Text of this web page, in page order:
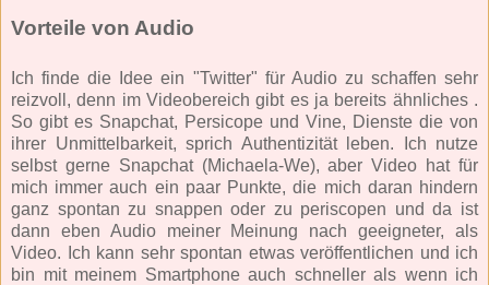
Vorteile von Audio
Ich finde die Idee ein "Twitter" für Audio zu schaffen sehr
reizvoll, denn im Videobereich gibt es ja bereits ähnliches .
So gibt es Snapchat, Persicope und Vine, Dienste die von
ihrer Unmittelbarkeit, sprich Authentizität leben. Ich nutze
selbst gerne Snapchat (Michaela-We), aber Video hat für
mich immer auch ein paar Punkte, die mich daran hindern
ganz spontan zu snappen oder zu periscopen und da ist
dann eben Audio meiner Meinung nach geeigneter, als
Video. Ich kann sehr spontan etwas veröffentlichen und ich
bin mit meinem Smartphone auch schneller als wenn ich